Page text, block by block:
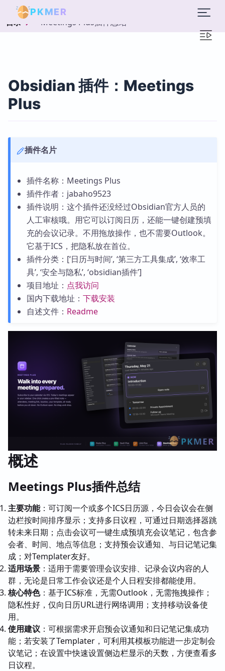
PKMER
目录 Meetings Plus插件总结
Obsidian 插件：Meetings
Plus
插件名片
插件名称：Meetings Plus
插件作者：jabaho9523
插件说明：这个插件还没经过Obsidian官方人员的
人工审核哦。用它可以订阅日历，还能一键创建预填
充的会议记录。不用拖放操作，也不需要Outlook。
它基于ICS，把隐私放在首位。
插件分类：[‘日历与时间’, ‘第三方工具集成’, ‘效率工
具’, ‘安全与隐私’, ‘obsidian插件’]
项目地址： 点我访问
国内下载地址： 下载安装
自述文件： Readme
概述
Meetings Plus插件总结
主要功能：可订阅一个或多个ICS日历源，今日会议会在侧
边栏按时间排序显示；支持多日议程，可通过日期选择器跳
转未来日期；点击会议可一键生成预填充会议笔记，包含参
会者、时间、地点等信息；支持预会议通知、与日记笔记集
成；对Templater友好。
适用场景 ：适用于需要管理会议安排、记录会议内容的人
群，无论是日常工作会议还是个人日程安排都能使用。
核心特色：基于ICS标准，无需Outlook，无需拖拽操作；
隐私性好，仅向日历URL进行网络调用；支持移动设备使
用。
使用建议 ：可根据需求开启预会议通知和日记笔记集成功
能；若安装了Templater，可利用其模板功能进一步定制会
议笔记；在设置中快速设置侧边栏显示的天数，方便查看多
日议程。